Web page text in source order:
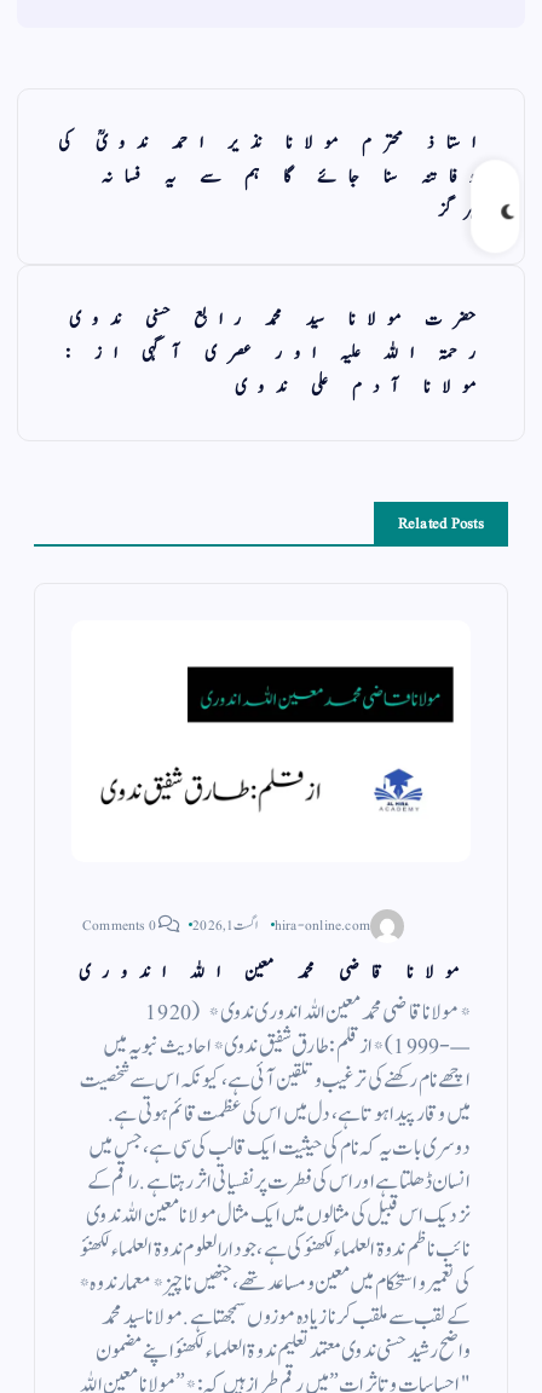
استاذ محترم مولانا نذیر احمد ندویؒ کی
وفاتنہ سنا جائے گا ہم سے یہ فسانہ
ہرگز
حضرت مولانا سید محمد رابع حسنی ندوی
رحمۃ اللہ علیہ اور عصری آگہی از :
مولانا آدم علی ندوی
Related Posts
hira-online.com اگست 1, 2026 0 Comments
مولانا قاضی محمد معین اللہ اندوری
*مولانا قاضی محمد معین اللہ اندوری ندوی* ( 1920
—- 1999 ) *از قلم : طارق شفیق ندوی* احادیث نبویہ میں
اچھے نام رکھنے کی ترغیب و تلقین آئی ہے، کیونکہ اس سے شخصیت
میں وقار پیدا ہوتا ہے، دل میں اس کی عظمت قائم ہوتی ہے.
دوسری بات یہ کہ نام کی حیثیت ایک قالب کی سی ہے، جس میں
انسان ڈھلتا ہے اور اس کی فطرت پر نفسیاتی اثر رہتا ہے. راقم کے
نزدیک اس قبیل کی مثالوں میں ایک مثال مولانا معین اللہ ندوی
نائب ناظم ندوۃ العلماء لکھنؤ کی ہے، جو دارالعلوم ندوۃ العلماء لکھنؤ
کی تعمیر و استحکام میں معین و مساعد تھے، جنھیں ناچیز *معمار ندوہ*
کے لقب سے ملقب کرنا زیادہ موزوں سمجھتا ہے. مولانا سید محمد
واضح رشید حسنی ندوی معتمد تعلیم ندوۃ العلماء لکھنؤ اپنے مضمون
"احساسات و تاثرات” میں رقم طراز ہیں کہ: *”مولانا معین اللہ